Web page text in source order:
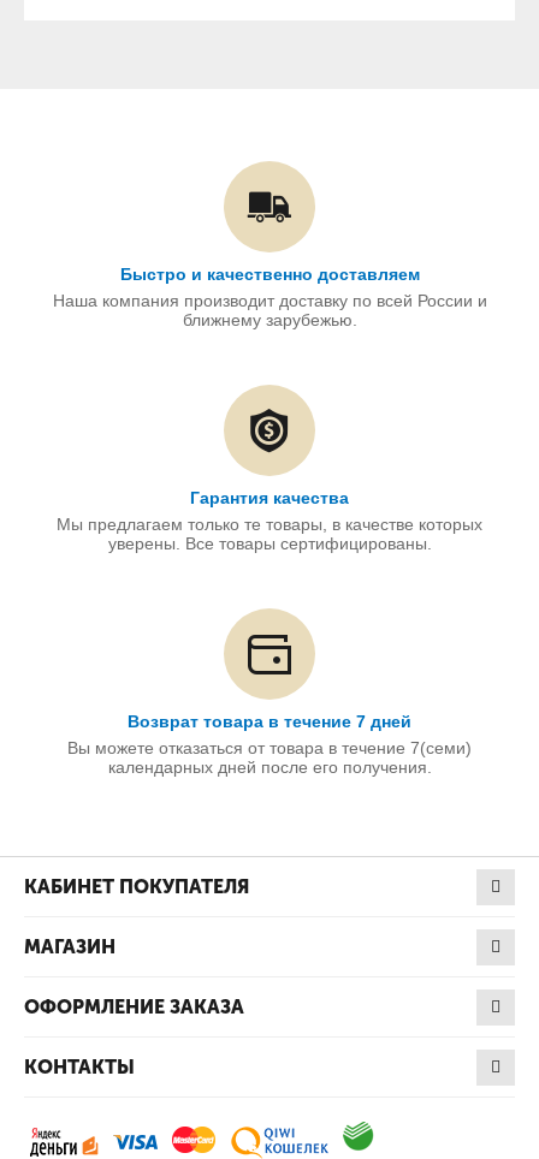
Быстро и качественно доставляем
Наша компания производит доставку по всей России и
ближнему зарубежью.
Гарантия качества
Мы предлагаем только те товары, в качестве которых
уверены. Все товары сертифицированы.
Возврат товара в течение 7 дней
Вы можете отказаться от товара в течение 7(семи)
календарных дней после его получения.
КАБИНЕТ ПОКУПАТЕЛЯ
МАГАЗИН
ОФОРМЛЕНИЕ ЗАКАЗА
КОНТАКТЫ